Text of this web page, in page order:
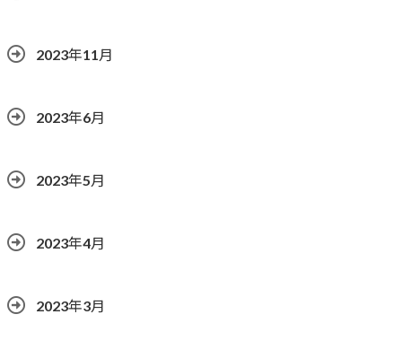
2023年11月
2023年6月
2023年5月
2023年4月
2023年3月